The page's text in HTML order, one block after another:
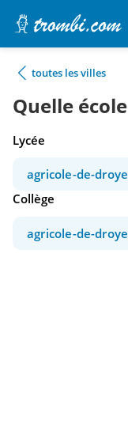
toutes les villes
Quelle
Lycée
agricole-de-
Collège
agricole-de-